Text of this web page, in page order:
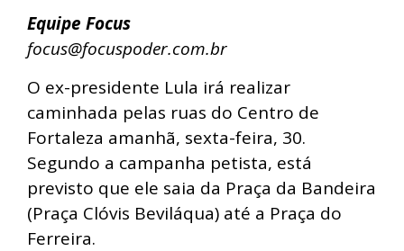
Equipe Focus
focus@focuspoder.com.br
O ex-presidente Lula irá realizar
caminhada pelas ruas do Centro de
Fortaleza amanhã, sexta-feira, 30.
Segundo a campanha petista, está
previsto que ele saia da Praça da Bandeira
(Praça Clóvis Beviláqua) até a Praça do
Ferreira.